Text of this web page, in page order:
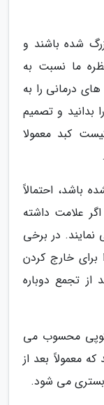
شده باشند و
ما نسبت به
درمانی را به
بدانید و تصمیم
کبد معمولا
باشد، احتمالاً
علامت داشته
نمایند. در برخی
خارج کردن
تجمع دوباره
محسوب می
معمولاً بعد از
می شود.